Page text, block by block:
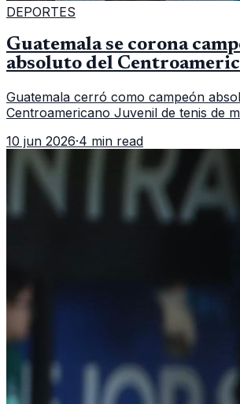
DEPORTES
Guatemala se corona
absoluto del
Guatemala cerró como campeón
Centroamericano Juvenil de tenis de
cobertura oficial difundida por CDAG.
10 jun 2026·4 min read